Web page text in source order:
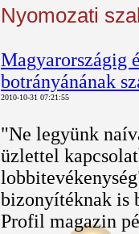
Nyomozati
Magyarországig
botrányánának
2010-10-31 07:21:55
"Ne legyünk
üzlettel
bizonyítéknak is
Profil magazin